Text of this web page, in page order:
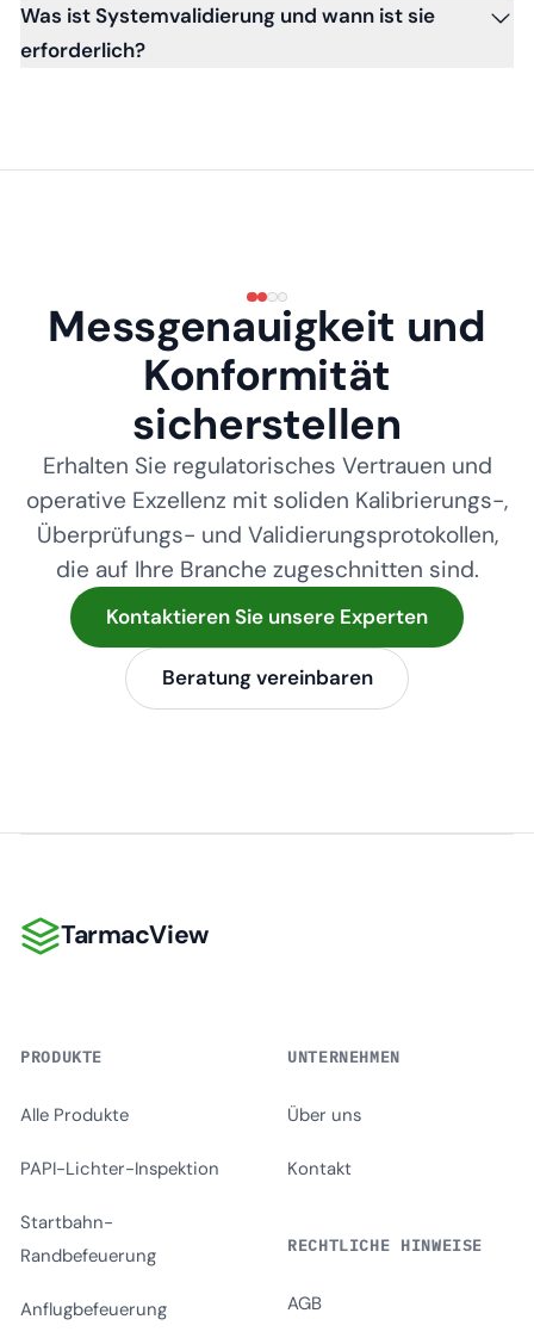
Was ist Systemvalidierung und wann ist sie
erforderlich?
Messgenauigkeit und
Konformität
sicherstellen
Erhalten Sie regulatorisches Vertrauen und
operative Exzellenz mit soliden Kalibrierungs-,
Überprüfungs- und Validierungsprotokollen,
die auf Ihre Branche zugeschnitten sind.
Kontaktieren Sie unsere Experten
Beratung vereinbaren
TarmacView
TarmacView
PRODUKTE
Alle Produkte
PAPI-Lichter-Inspektion
Startbahn-
Randbefeuerung
Anflugbefeuerung
UNTERNEHMEN
Über uns
Kontakt
RECHTLICHE HINWEISE
AGB